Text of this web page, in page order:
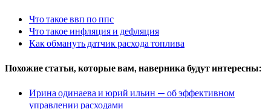
Что такое ввп по ппс
Что такое инфляция и дефляция
Как обмануть датчик расхода топлива
Похожие статьи, которые вам, наверника будут интересны:
Ирина одинаева и юрий ильин — об эффективном
управлении расходами